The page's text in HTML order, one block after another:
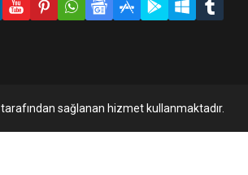
tarafından sağlanan hizmet kullanmaktadır.